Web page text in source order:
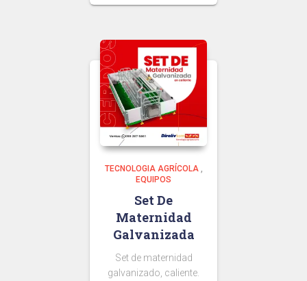
TECNOLOGIA AGRÍCOLA,
EQUIPOS
Set De
Maternidad
Galvanizada
Set de maternidad
galvanizado, caliente.